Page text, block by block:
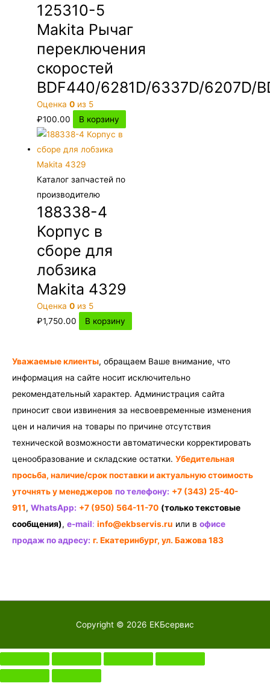
125310-5
Makita Рычаг
переключения
скоростей
BDF440/6281D/6337D/6207D/
Оценка0 из 5
₽100.00 В корзину
Каталог запчастей по
производителю
188338-4
Корпус в
сборе для
лобзика
Makita 4329
Оценка0 из 5
₽1,750.00 В корзину
Уважаемые клиенты, обращаем Ваше внимание, что
информация на сайте носит исключительно
рекомендательный характер. Администрация сайта
приносит свои извинения за несвоевременные изменения
цен и наличия на товары по причине отсутствия
технической возможности автоматически корректировать
ценообразование и складские остатки. Убедительная
просьба, наличие/срок поставки и актуальную стоимость
уточнять у менеджеров по телефону: +7 (343) 25-40-
911, WhatsApp: +7 (950) 564-11-70 (только текстовые
сообщения), e-mail: info@ekbservis.ru или в офисе
продаж по адресу: г. Екатеринбург, ул. Бажова 183
Copyright © 2026 ЕКБсервис